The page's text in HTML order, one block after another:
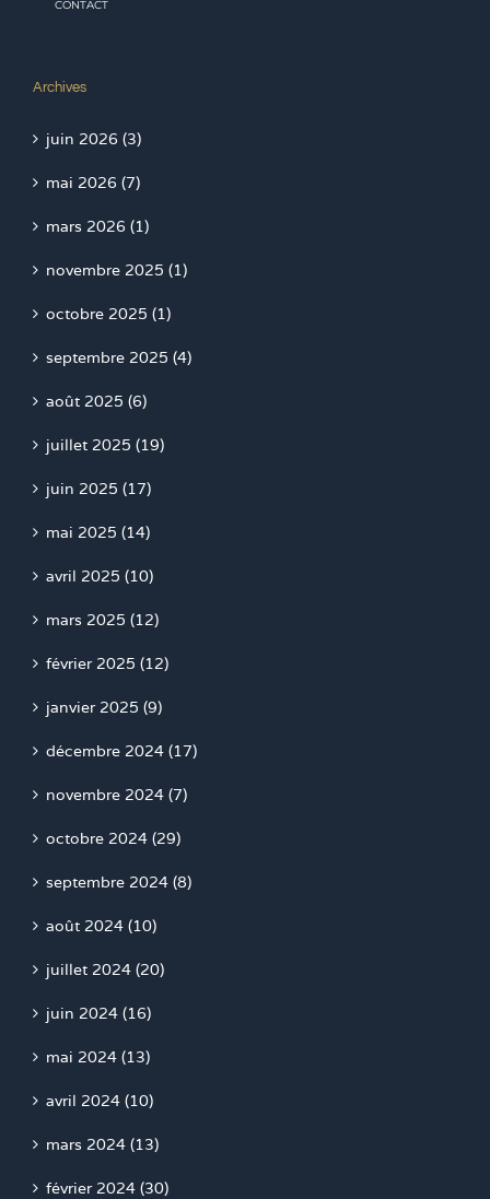
CONTACT
Archives
juin 2026 (3)
mai 2026 (7)
mars 2026 (1)
novembre 2025 (1)
octobre 2025 (1)
septembre 2025 (4)
août 2025 (6)
juillet 2025 (19)
juin 2025 (17)
mai 2025 (14)
avril 2025 (10)
mars 2025 (12)
février 2025 (12)
janvier 2025 (9)
décembre 2024 (17)
novembre 2024 (7)
octobre 2024 (29)
septembre 2024 (8)
août 2024 (10)
juillet 2024 (20)
juin 2024 (16)
mai 2024 (13)
avril 2024 (10)
mars 2024 (13)
février 2024 (30)